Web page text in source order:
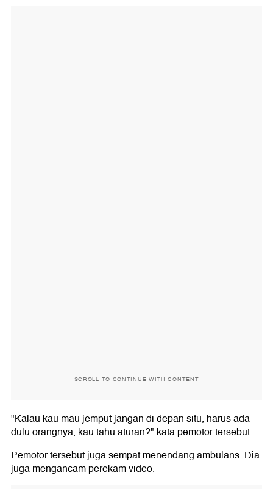
SCROLL TO CONTINUE WITH CONTENT
"Kalau kau mau jemput jangan di depan situ, harus ada
dulu orangnya, kau tahu aturan?" kata pemotor tersebut.
Pemotor tersebut juga sempat menendang ambulans. Dia
juga mengancam perekam video.